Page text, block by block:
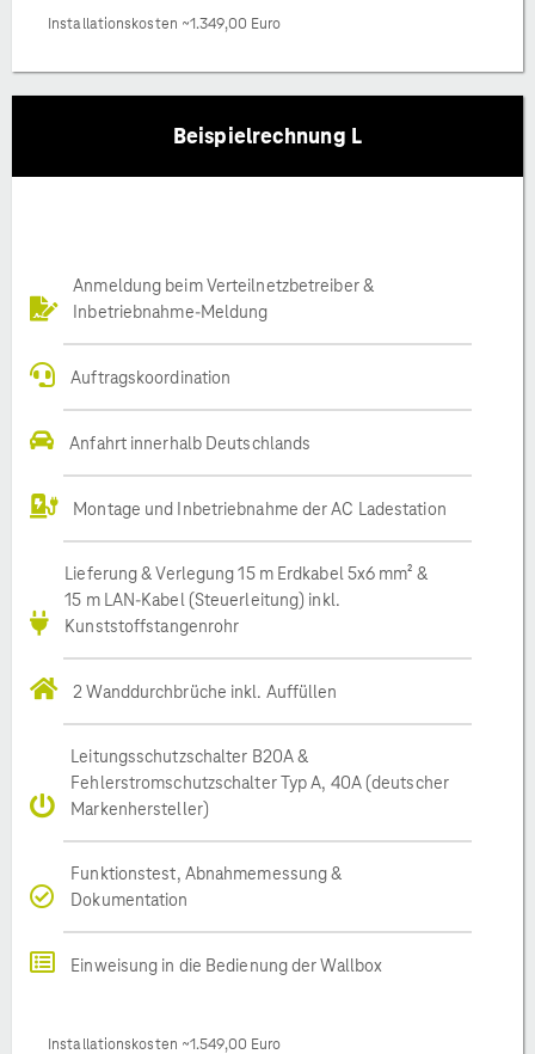
Installationskosten ~1.349,00 Euro
Beispielrechnung L
Anmeldung beim Verteilnetzbetreiber &
Inbetriebnahme-Meldung
Auftragskoordination
Anfahrt innerhalb Deutschlands
Montage und Inbetriebnahme der AC Ladestation
Lieferung & Verlegung 15 m Erdkabel 5x6 mm² &
15 m LAN-Kabel (Steuerleitung) inkl.
Kunststoffstangenrohr
2 Wanddurchbrüche inkl. Auffüllen
Leitungsschutzschalter B20A &
Fehlerstromschutzschalter Typ A, 40A (deutscher
Markenhersteller)
Funktionstest, Abnahmemessung &
Dokumentation
Einweisung in die Bedienung der Wallbox
Installationskosten ~1.549,00 Euro